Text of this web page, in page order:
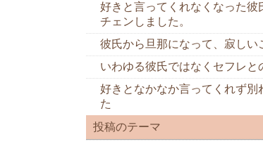
好きと言ってくれなくなった彼
チェンしました。
彼氏から旦那になって、寂しい
いわゆる彼氏ではなくセフレと
好きとなかなか言ってくれず別
た
投稿のテーマ